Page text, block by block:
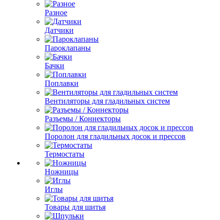
Разное
Датчики
Пароклапаны
Бачки
Поплавки
Вентиляторы для гладильных систем
Разъемы / Коннекторы
Поролон для гладильных досок и прессов
Термостаты
Ножницы
Иглы
Товары для шитья